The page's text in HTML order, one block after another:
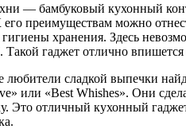
— бамбуковый кухонный
преимуществам можно
хранения. Здесь
гаджет отлично
сладкой выпечки
или «Best Whishes». Они
отличный кухонный